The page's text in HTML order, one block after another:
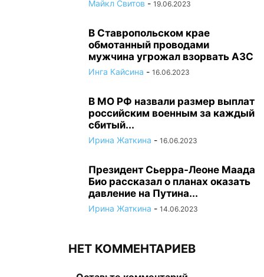
Майкл Свитов - 19.06.2023
В Ставропольском крае
обмотанный проводами
мужчина угрожал взорвать АЗС
Инга Кайсина - 16.06.2023
В МО РФ назвали размер выплат
российским военным за каждый
сбитый...
Ирина Жаткина - 16.06.2023
Президент Сьерра-Леоне Маада
Био рассказал о планах оказать
давление на Путина...
Ирина Жаткина - 14.06.2023
НЕТ КОММЕНТАРИЕВ